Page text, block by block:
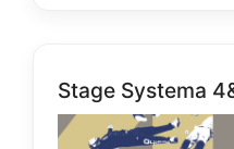
Stage Systema